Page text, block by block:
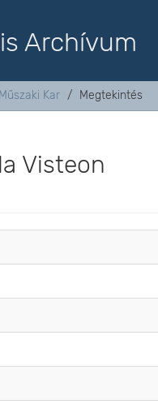
Archívum
Kar Megtekintés
Visteon